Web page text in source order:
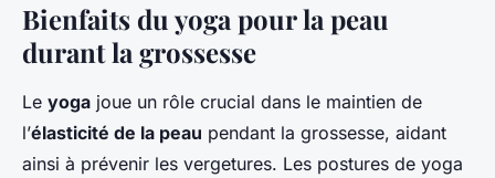
Bienfaits du yoga pour la peau
durant la grossesse
Le yoga joue un rôle crucial dans le maintien de
l’élasticité de la peau pendant la grossesse, aidant
ainsi à prévenir les vergetures. Les postures de yoga